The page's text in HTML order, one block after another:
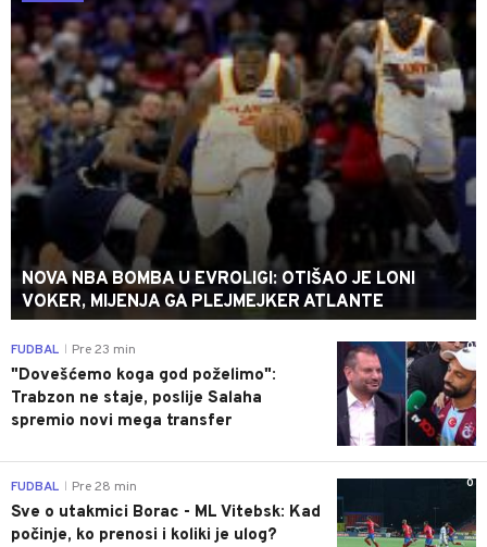
NOVA NBA BOMBA U EVROLIGI: OTIŠAO JE LONI
VOKER, MIJENJA GA PLEJMEJKER ATLANTE
0
FUDBAL Pre 23 min
"Dovešćemo koga god poželimo":
Trabzon ne staje, poslije Salaha
spremio novi mega transfer
0
FUDBAL Pre 28 min
Sve o utakmici Borac - ML Vitebsk: Kad
počinje, ko prenosi i koliki je ulog?